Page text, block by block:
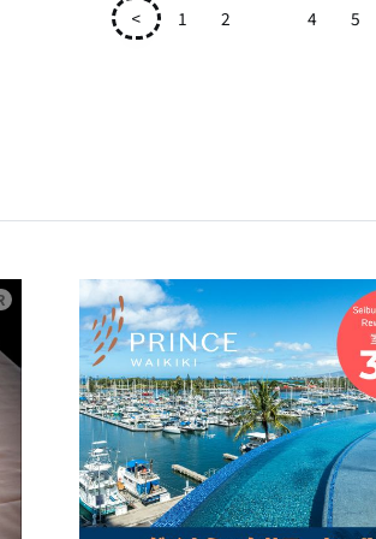
< 1 2 4 5
広告